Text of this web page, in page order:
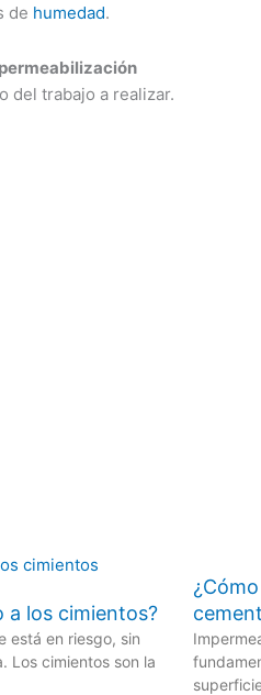
de humedad.
del trabajo a realizar.
a los cimientos?
está en riesgo, sin
Los cimientos son la